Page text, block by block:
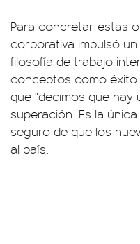
Para concretar estas
corporativa impulsó
filosofía de trabajo
conceptos como éxito
que "decimos que hay
superación. Es la
seguro de que los
al país.